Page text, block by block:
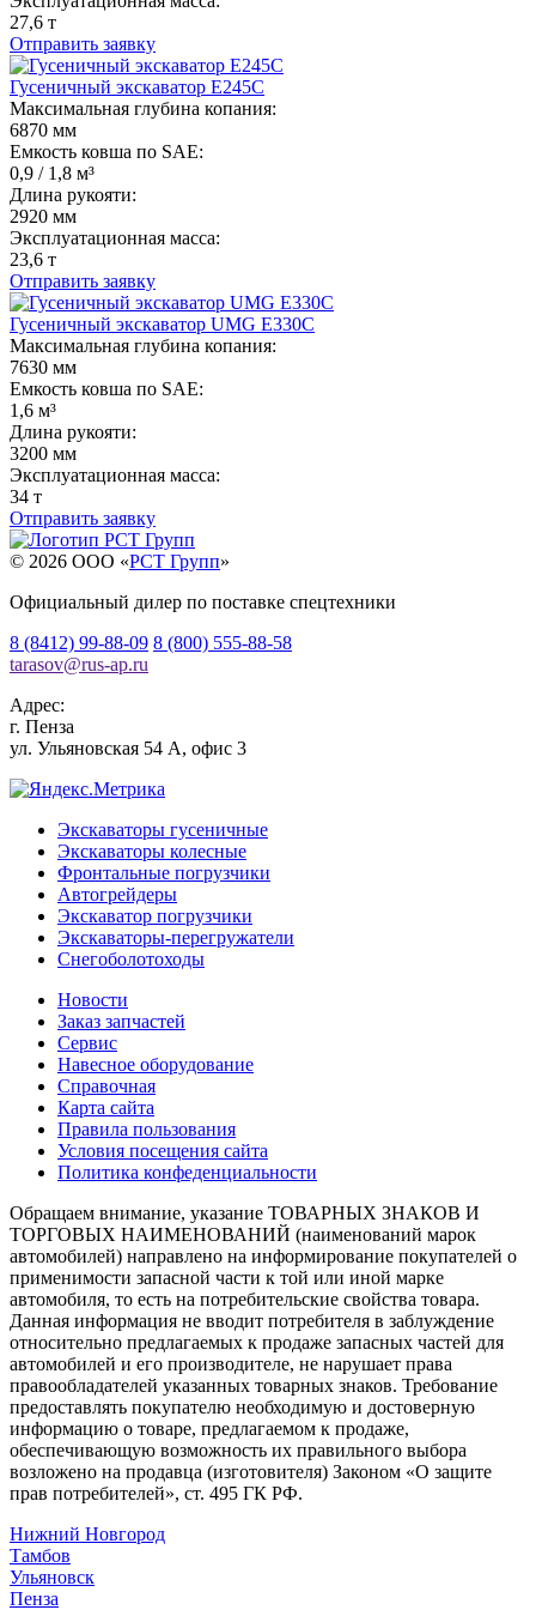
27,6 т
Отправить заявку
Гусеничный экскаватор E245C
Максимальная глубина копания:
6870 мм
Емкость ковша по SAE:
0,9 / 1,8 м³
Длина рукояти:
2920 мм
Эксплуатационная масса:
23,6 т
Отправить заявку
Гусеничный экскаватор UMG E330C
Максимальная глубина копания:
7630 мм
Емкость ковша по SAE:
1,6 м³
Длина рукояти:
3200 мм
Эксплуатационная масса:
34 т
Отправить заявку
© 2026 OOO «РСТ Групп»
Официальный дилер по поставке спецтехники
8 (8412) 99-88-09 8 (800) 555-88-58
tarasov@rus-ap.ru
Адрес:
г. Пенза
ул. Ульяновская 54 А, офис 3
Экскаваторы гусеничные
Экскаваторы колесные
Фронтальные погрузчики
Автогрейдеры
Экскаватор погрузчики
Экскаваторы-перегружатели
Снегоболотоходы
Новости
Заказ запчастей
Сервис
Навесное оборудование
Справочная
Карта сайта
Правила пользования
Условия посещения сайта
Политика конфеденциальности
Обращаем внимание, указание ТОВАРНЫХ ЗНАКОВ И
ТОРГОВЫХ НАИМЕНОВАНИЙ (наименований марок
автомобилей) направлено на информирование покупателей о
применимости запасной части к той или иной марке
автомобиля, то есть на потребительские свойства товара.
Данная информация не вводит потребителя в заблуждение
относительно предлагаемых к продаже запасных частей для
автомобилей и его производителе, не нарушает права
правообладателей указанных товарных знаков. Требование
предоставлять покупателю необходимую и достоверную
информацию о товаре, предлагаемом к продаже,
обеспечивающую возможность их правильного выбора
возложено на продавца (изготовителя) Законом «О защите
прав потребителей», ст. 495 ГК РФ.
Нижний Новгород
Тамбов
Ульяновск
Пенза